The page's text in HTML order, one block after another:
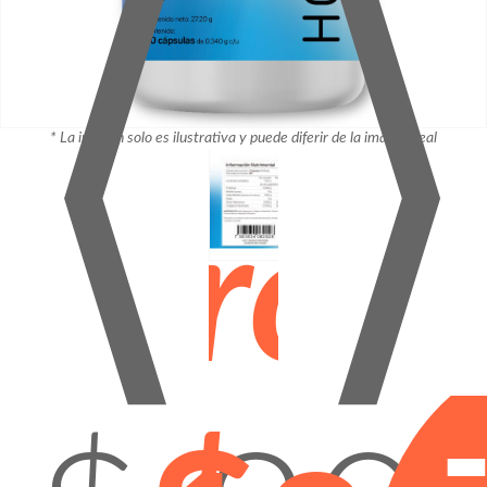
* La imagen solo es ilustrativa y puede diferir de la imagen real
⟨ ⟩